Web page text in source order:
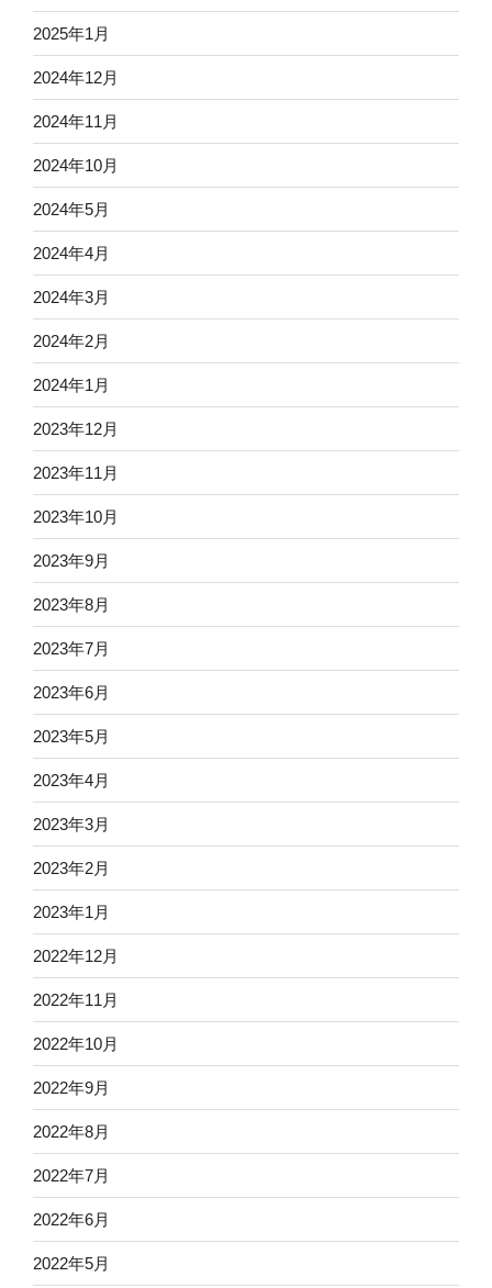
2025年1月
2024年12月
2024年11月
2024年10月
2024年5月
2024年4月
2024年3月
2024年2月
2024年1月
2023年12月
2023年11月
2023年10月
2023年9月
2023年8月
2023年7月
2023年6月
2023年5月
2023年4月
2023年3月
2023年2月
2023年1月
2022年12月
2022年11月
2022年10月
2022年9月
2022年8月
2022年7月
2022年6月
2022年5月